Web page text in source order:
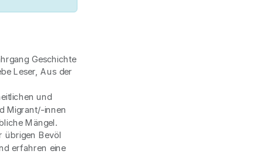
Geschichte
Leser, Aus der
und
Migrant/-innen
Mängel.
übrigen Bevöl
erfahren eine